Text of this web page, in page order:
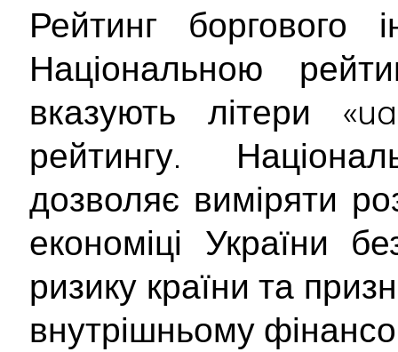
Рейтинг боргового
Національною
вказують літери
рейтингу.
дозволяє виміряти
економіці України
ризику країни та
внутрішньому